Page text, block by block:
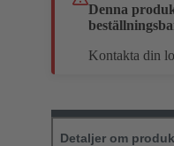
Denna
Kontakta din
Detaljer om